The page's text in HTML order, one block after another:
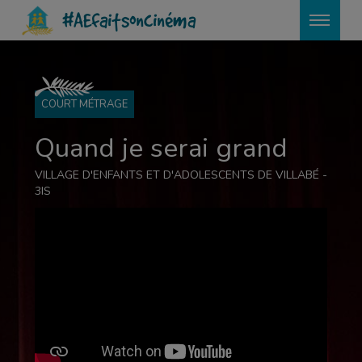
#AEfaitsoncinéma
COURT MÉTRAGE
Quand je serai grand
VILLAGE D'ENFANTS ET D'ADOLESCENTS DE VILLABÉ -
3IS